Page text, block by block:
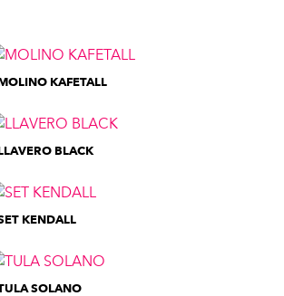
KAFETALL
BLACK
KENDALL
SOLANO